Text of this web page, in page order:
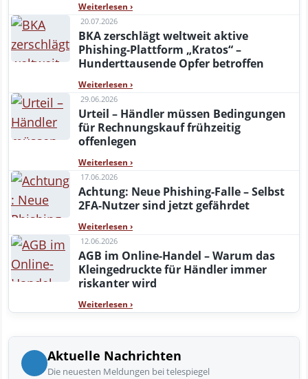
Weiterlesen ›
20.07.2026
BKA zerschlägt weltweit aktive
Phishing-Plattform „Kratos“ –
Hunderttausende Opfer betroffen
Weiterlesen ›
29.06.2026
Urteil – Händler müssen Bedingungen
für Rechnungskauf frühzeitig
offenlegen
Weiterlesen ›
17.06.2026
Achtung: Neue Phishing-Falle – Selbst
2FA-Nutzer sind jetzt gefährdet
Weiterlesen ›
12.06.2026
AGB im Online-Handel – Warum das
Kleingedruckte für Händler immer
riskanter wird
Weiterlesen ›
Aktuelle Nachrichten
Die neuesten Meldungen bei telespiegel